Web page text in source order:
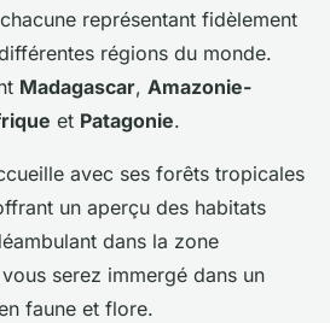
représentant fidèlement
régions du monde.
Madagascar, Amazonie-
et Patagonie.
avec ses forêts tropicales
un aperçu des habitats
dans la zone
serez immergé dans un
faune et flore.